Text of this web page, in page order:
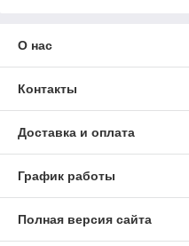
О нас
Контакты
Доставка и оплата
График работы
Полная версия сайта